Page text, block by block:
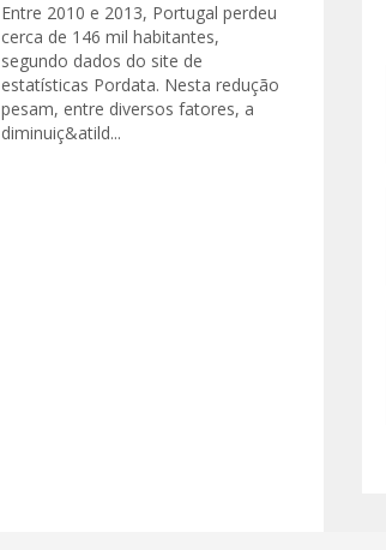
Entre 2010 e 2013, Portugal perdeu
cerca de 146 mil habitantes,
segundo dados do site de
estatísticas Pordata. Nesta redução
pesam, entre diversos fatores, a
diminuiç&atild...